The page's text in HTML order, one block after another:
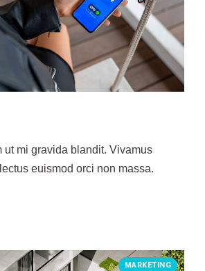
ut mi gravida blandit. Vivamus
euismod orci non massa.
MARKETING